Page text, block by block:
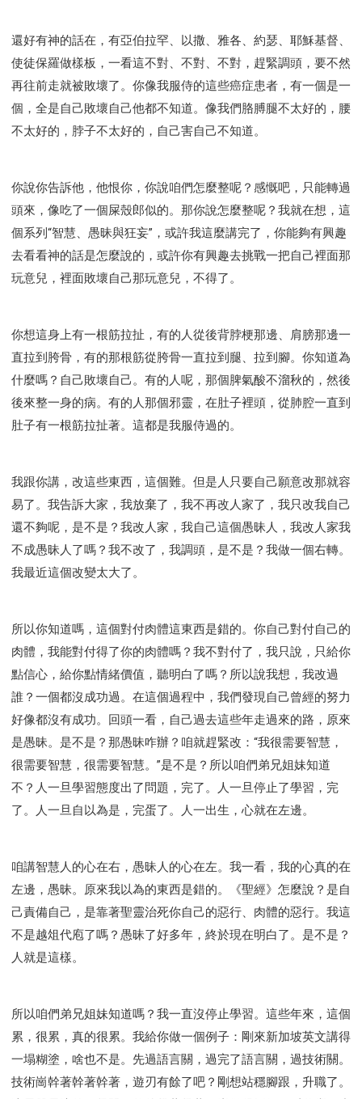
還好有神的話在，有亞伯拉罕、以撒、雅各、約瑟、耶穌基督、
使徒保羅做樣板，一看這不對、不對、不對，趕緊調頭，要不然
再往前走就被敗壞了。你像我服侍的這些癌症患者，有一個是一
個，全是自己敗壞自己他都不知道。像我們胳膊腿不太好的，腰
不太好的，脖子不太好的，自己害自己不知道。
你說你告訴他，他恨你，你說咱們怎麼整呢？感慨吧，只能轉過
頭來，像吃了一個屎殼郎似的。那你說怎麼整呢？我就在想，這
個系列“智慧、愚昧與狂妄”，或許我這麼講完了，你能夠有興趣
去看看神的話是怎麼說的，或許你有興趣去挑戰一把自己裡面那
玩意兒，裡面敗壞自己那玩意兒，不得了。
你想這身上有一根筋拉扯，有的人從後背脖梗那邊、肩膀那邊一
直拉到胯骨，有的那根筋從胯骨一直拉到腿、拉到腳。你知道為
什麼嗎？自己敗壞自己。有的人呢，那個脾氣酸不溜秋的，然後
後來整一身的病。有的人那個邪靈，在肚子裡頭，從肺腔一直到
肚子有一根筋拉扯著。這都是我服侍過的。
我跟你講，改這些東西，這個難。但是人只要自己願意改那就容
易了。我告訴大家，我放棄了，我不再改人家了，我只改我自己
還不夠呢，是不是？我改人家，我自己這個愚昧人，我改人家我
不成愚昧人了嗎？我不改了，我調頭，是不是？我做一個右轉。
我最近這個改變太大了。
所以你知道嗎，這個對付肉體這東西是錯的。你自己對付自己的
肉體，我能對付得了你的肉體嗎？我不對付了，我只說，只給你
點信心，給你點情緒價值，聽明白了嗎？所以說我想，我改過
誰？一個都沒成功過。在這個過程中，我們發現自己曾經的努力
好像都沒有成功。回頭一看，自己過去這些年走過來的路，原來
是愚昧。是不是？那愚昧咋辦？咱就趕緊改：“我很需要智慧，
很需要智慧，很需要智慧。”是不是？所以咱們弟兄姐妹知道
不？人一旦學習態度出了問題，完了。人一旦停止了學習，完
了。人一旦自以為是，完蛋了。人一出生，心就在左邊。
咱講智慧人的心在右，愚昧人的心在左。我一看，我的心真的在
左邊，愚昧。原來我以為的東西是錯的。《聖經》怎麼說？是自
己責備自己，是靠著聖靈治死你自己的惡行、肉體的惡行。我這
不是越俎代庖了嗎？愚昧了好多年，終於現在明白了。是不是？
人就是這樣。
所以咱們弟兄姐妹知道嗎？我一直沒停止學習。這些年來，這個
累，很累，真的很累。我給你做一個例子：剛來新加坡英文講得
一塌糊塗，啥也不是。先過語言關，過完了語言關，過技術關。
技術崗幹著幹著幹著，遊刃有餘了吧？剛想站穩腳跟，升職了。